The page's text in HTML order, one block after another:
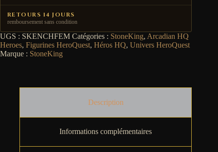
RETOURS 14 JOURS
remboursement sans condition
UGS : SKENCHFEM Catégories : StoneKing, Arcadian HQ
Heroes, Figurines HeroQuest, Héros HQ, Univers HeroQuest
Marque : StoneKing
Description
Informations complémentaires